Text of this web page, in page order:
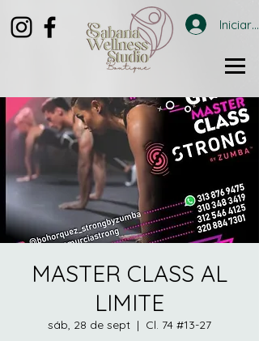
Iniciar
MASTER CLASS AL
LIMITE
sáb, 28 de sept
  |
Cl. 74 #13-27